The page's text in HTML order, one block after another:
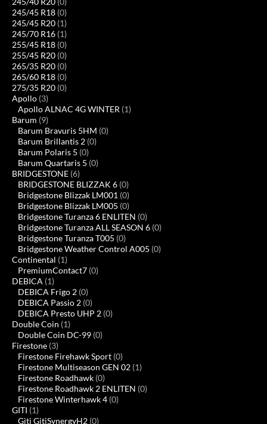
245/45 R18 (0)
245/45 R20 (1)
245/70 R16 (1)
255/45 R18 (0)
255/45 R20 (0)
265/35 R20 (0)
265/60 R18 (0)
275/35 R20 (0)
Apollo (3)
Apollo ALNAC 4G WINTER (1)
Barum (9)
Barum Bravuris 5HM (0)
Barum Brillantis 2 (0)
Barum Polaris 5 (0)
Barum Quartaris 5 (0)
BRIDGESTONE (6)
BRIDGESTONE BLIZZAK 6 (0)
Bridgestone Blizzak LM001 (0)
Bridgestone Blizzak LM005 (0)
Bridgestone Turanza 6 ENLITEN (0)
Bridgestone Turanza ALL SEASON 6 (0)
Bridgestone Turanza T005 (0)
Bridgestone Weather Control A005 (0)
Continental (1)
PremiumContact7 (0)
DEBICA (1)
DEBICA Frigo 2 (0)
DEBICA Passio 2 (0)
DEBICA Presto UHP 2 (0)
Double Coin (1)
Double Coin DC-99 (0)
Firestone (3)
Firestone Firehawk Sport (0)
Firestone Multiseason GEN 02 (1)
Firestone Roadhawk (0)
Firestone Roadhawk 2 ENLITEN (0)
Firestone Winterhawk 4 (0)
GITI (1)
Giti GitiSynergyH2 (0)